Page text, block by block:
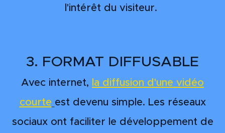
l'intérêt du visiteur.
3. FORMAT DIFFUSABLE
Avec internet, la diffusion d'une vidéo
courte est devenu simple. Les réseaux
sociaux ont faciliter le développement de